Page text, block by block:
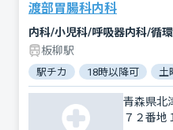
渡部胃腸科内科
内科/小児科/呼吸器内科/循
板柳駅
駅チカ 18時以降可 土
青森県北
７２番地